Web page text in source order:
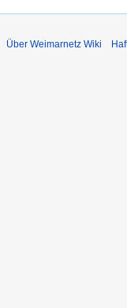
Über Weimarnetz Wiki